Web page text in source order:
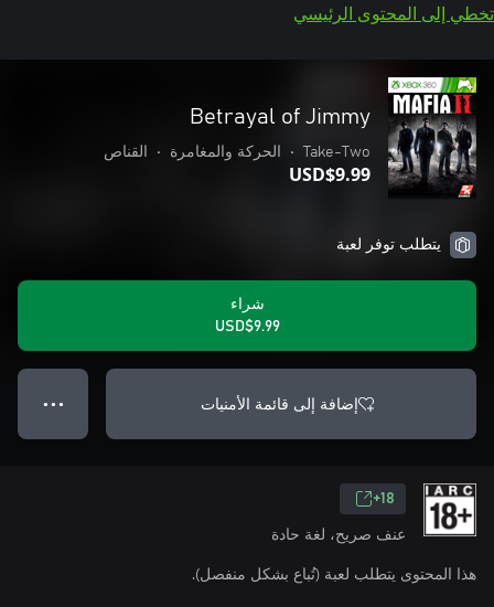
تخطي إلى المحتوى الرئيسي
Betrayal of Jimmy
Take-Two
• الحركة والمغامرة • القناص
USD$9.99
يتطلب توفر لعبة
شراء
USD$9.99
إضافة إلى قائمة الأمنيات ● ● ●
18+
عنف صريح، لغة حادة
هذا المحتوى يتطلب لعبة (تُباع بشكل منفصل).